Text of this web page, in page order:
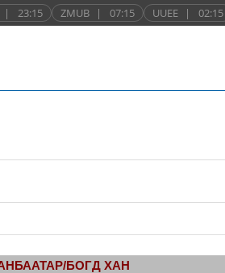
| 23:15 ZMUB | 07:15 UUEE | 02:15